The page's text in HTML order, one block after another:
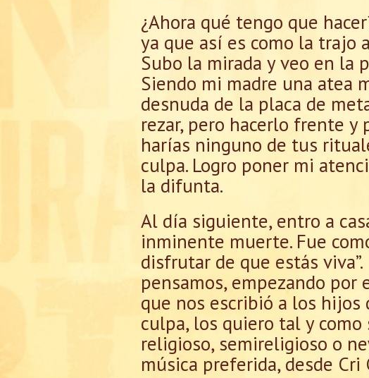
¿Ahora qué tengo que
ya que así es como la trajo
Subo la mirada y veo en la
Siendo mi madre una atea
desnuda de la placa de
rezar, pero hacerlo frente y
harías ninguno de tus
culpa. Logro poner mi
la difunta.
Al día siguiente, entro a
inminente muerte. Fue
disfrutar de que estás
pensamos, empezando
que nos escribió a los hijos
culpa, los quiero tal y
religioso, semireligioso o
música preferida, desde